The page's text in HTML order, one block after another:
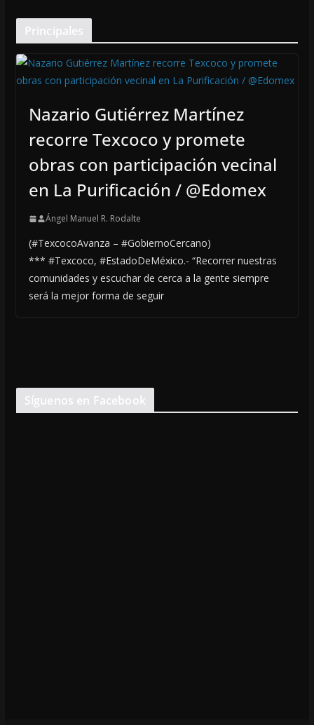
Principales
Nazario Gutiérrez Martínez
recorre Texcoco y promete
obras con participación vecinal
en La Purificación / @Edomex
Ángel Manuel R. Rodalte
(#TexcocoAvanza – #GobiernoCercano)
*** #Texcoco, #EstadoDeMéxico.- “Recorrer nuestras
comunidades y escuchar de cerca a la gente siempre
será la mejor forma de seguir
Síguenos en Facebook